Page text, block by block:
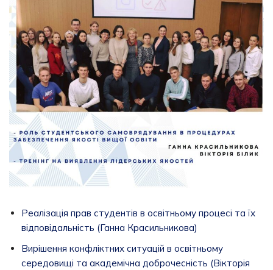
Реалізація прав студентів в освітньому процесі та їх
відповідальність (Ганна Красильникова)
Вирішення конфліктних ситуацій в освітньому
середовищі та академічна доброчесність (Вікторія